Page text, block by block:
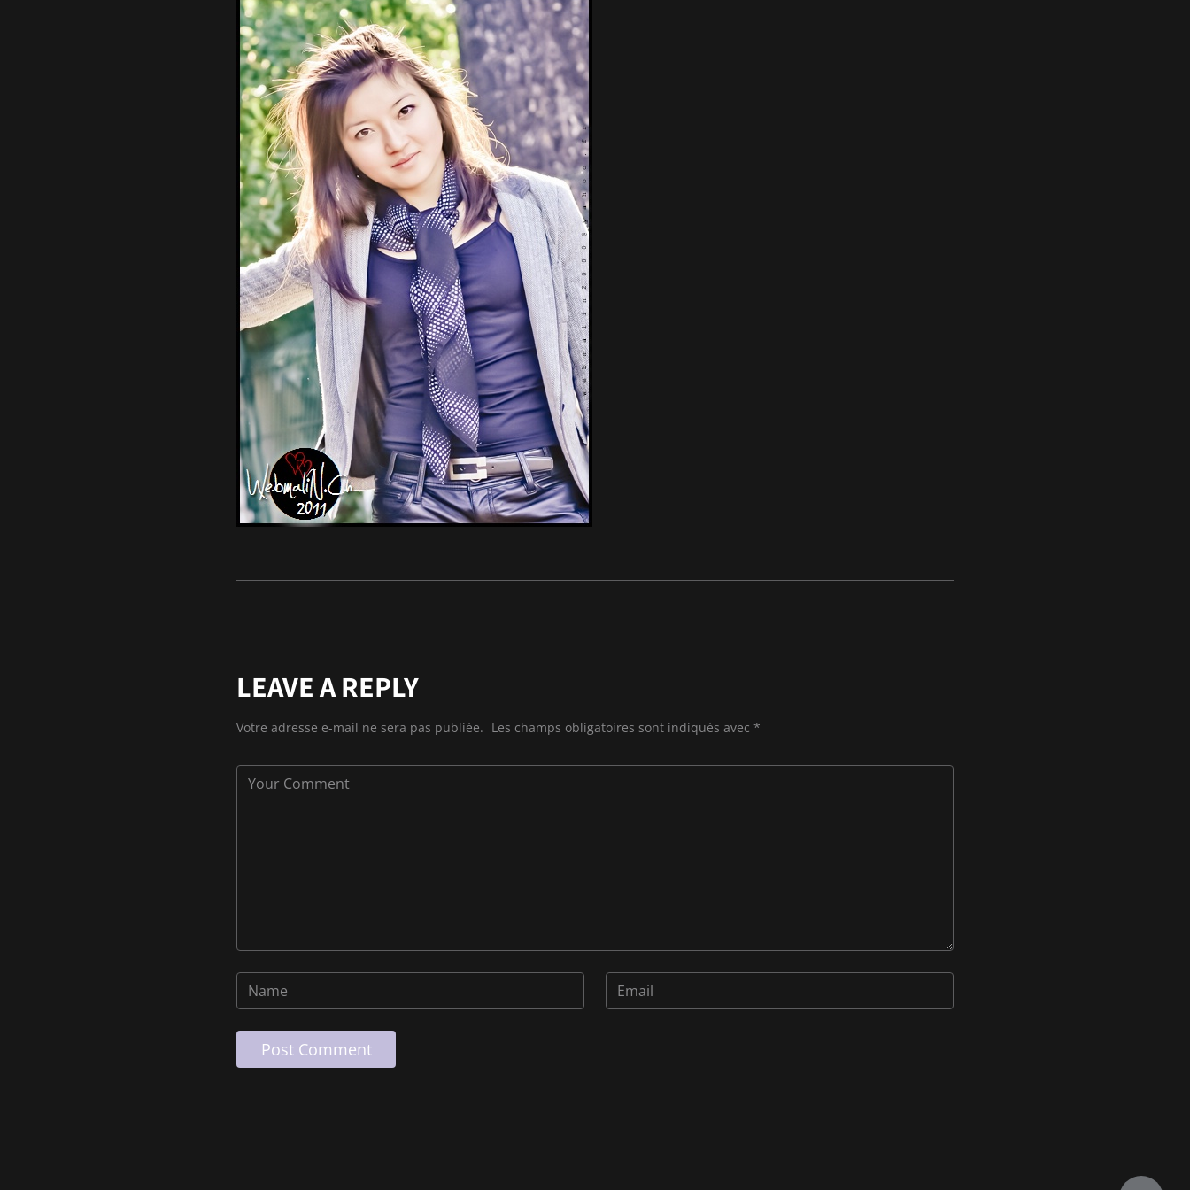
LEAVE A REPLY
Votre adresse e-mail ne sera pas publiée. Les champs obligatoires sont indiqués avec*
Post Comment